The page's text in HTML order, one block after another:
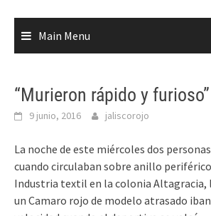
Main Menu
“Murieron rápido y furioso”
9 junio, 2016 jaliscorojo
La noche de este miércoles dos
cuando circulaban sobre anillo
Industria textil en la colonia Altagracia,
un Camaro rojo de modelo atrasado iban